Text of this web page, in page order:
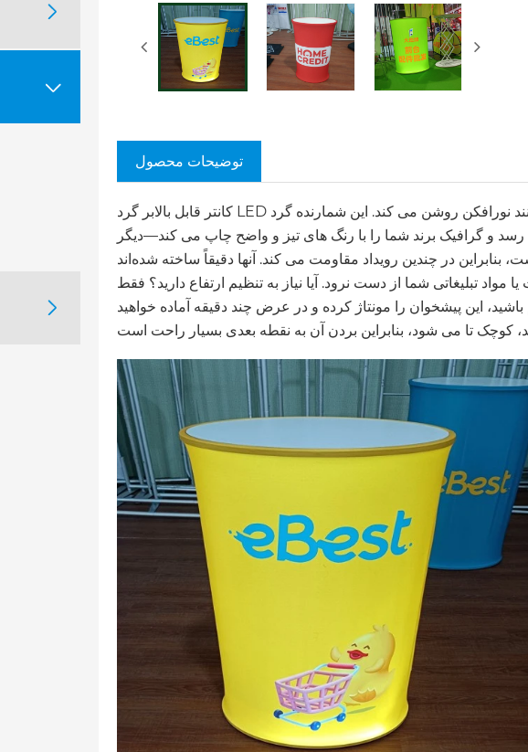



توضیحات محصول
کانتر قابل بالابر گرد LED به راحتی تنظیم می شود، ظاهری براق دارد و محصولات شما را مانند نورافکن روشن می کند. این شمارنده گرد LED
و گرافیک برند شما را با رنگ های تیز و واضح چاپ می کند—دیگر
در چندین رویداد مقاومت می کند. آنها دقیقاً ساخته شده‌اند
تبلیغاتی شما از دست نرود. آیا نیاز به تنظیم ارتفاع دارید؟ فقط
باشید، این پیشخوان را مونتاژ کرده و در عرض چند دقیقه آماده خواهید